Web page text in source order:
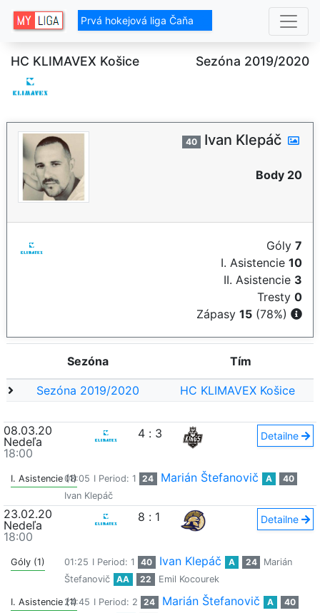
Prvá hokejová liga Čaňa
HC KLIMAVEX Košice Sezóna 2019/2020
40 Ivan Klepáč
Body 20
Góly 7
I. Asistencie 10
II. Asistencie 3
Tresty 0
Zápasy 15 (78%)
Sezóna Tím
Sezóna 2019/2020 HC KLIMAVEX Košice
08.03.20
Nedeľa
18:00
4 : 3 Detailne
I. Asistencie (1)08:05 I Period: 1 24 Marián Štefanovič A
40
Ivan Klepáč
23.02.20
Nedeľa
18:00
8 : 1 Detailne
Góly (1) 01:25 I Period: 1 40 Ivan Klepáč A 24
Marián
Štefanovič
AA 22 Emil Kocourek
I. Asistencie (1)24:45 I Period: 2 24 Marián Štefanovič A
40